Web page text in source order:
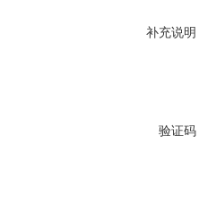
补充说明
验证码